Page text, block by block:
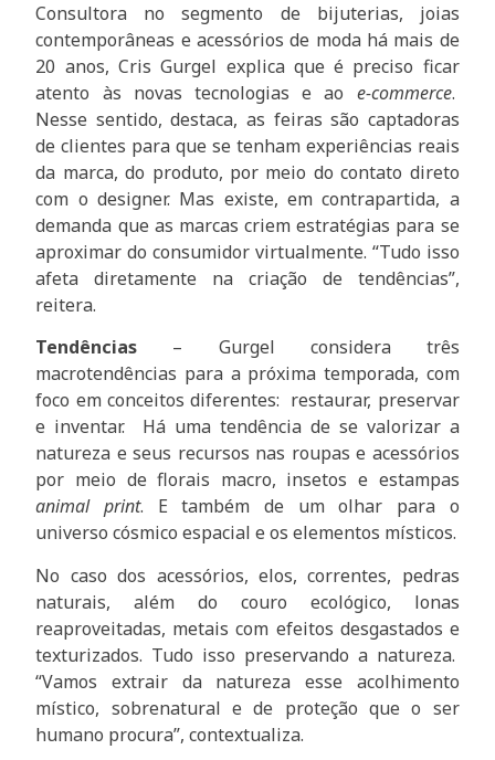
Consultora no segmento de bijuterias, joias
contemporâneas e acessórios de moda há mais de
20 anos, Cris Gurgel explica que é preciso ficar
atento às novas tecnologias e ao e-commerce.
Nesse sentido, destaca, as feiras são captadoras
de clientes para que se tenham experiências reais
da marca, do produto, por meio do contato direto
com o designer. Mas existe, em contrapartida, a
demanda que as marcas criem estratégias para se
aproximar do consumidor virtualmente. “Tudo isso
afeta diretamente na criação de tendências”,
reitera.
Tendências – Gurgel considera três
macrotendências para a próxima temporada, com
foco em conceitos diferentes: restaurar, preservar
e inventar. Há uma tendência de se valorizar a
natureza e seus recursos nas roupas e acessórios
por meio de florais macro, insetos e estampas
animal print. E também de um olhar para o
universo cósmico espacial e os elementos místicos.
No caso dos acessórios, elos, correntes, pedras
naturais, além do couro ecológico, lonas
reaproveitadas, metais com efeitos desgastados e
texturizados. Tudo isso preservando a natureza.
“Vamos extrair da natureza esse acolhimento
místico, sobrenatural e de proteção que o ser
humano procura”, contextualiza.